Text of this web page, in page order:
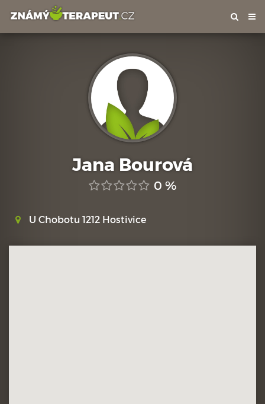
Jana Bourová
0 %
U Chobotu 1212 Hostivice